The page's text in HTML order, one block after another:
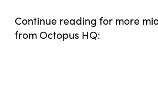
Continue reading for more
from Octopus HQ: